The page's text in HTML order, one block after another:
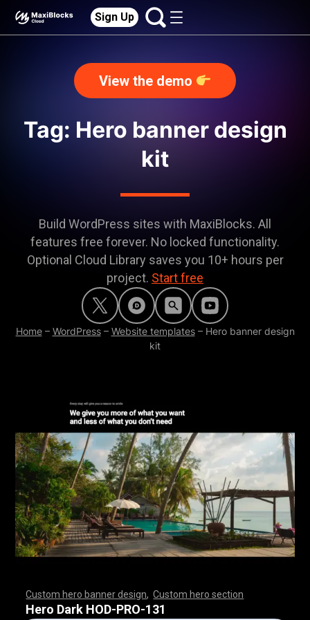
Sign Up
View the demo
Tag: Hero banner design
kit
Build WordPress sites with MaxiBlocks. All
features free forever. No locked functionality.
Optional Cloud Library saves you 10+ hours per
project. Start free
Home– WordPress– Website templates– Hero banner design
kit
Custom hero banner design ,Custom hero section
,,,,,,,,,,,,,,,,,,,,,,,,,,,,,, ,,,,,,,,,,,,,,,,,,,,,,,
,,,,,,,,,,,,,,,,,,,,,,,,,,,,,, ,,,,,,,,,,,,,,,,,,,,,,
Hero Dark HOD-PRO-131